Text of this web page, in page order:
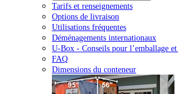
Tarifs et renseignements
Options de livraison
Utilisations fréquentes
Déménagements internationaux
U-Box - Conseils pour l’emballage
FAQ
Dimensions du conteneur